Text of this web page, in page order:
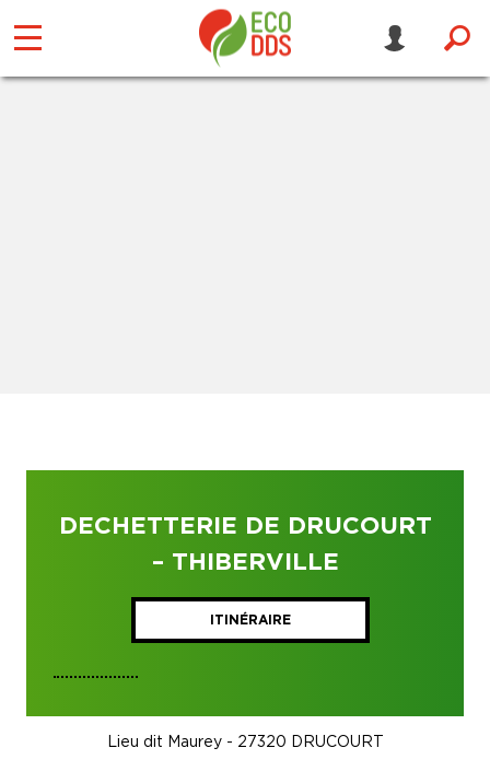
DECHETTERIE DE DRUCOURT
– THIBERVILLE
ITINÉRAIRE
Lieu dit Maurey - 27320 DRUCOURT